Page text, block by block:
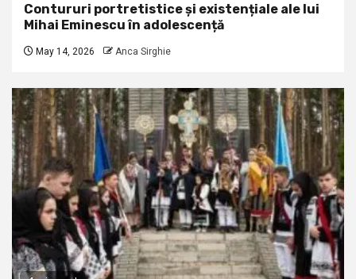
Contururi portretistice și existențiale ale lui
Mihai Eminescu în adolescență
May 14, 2026 Anca Sirghie